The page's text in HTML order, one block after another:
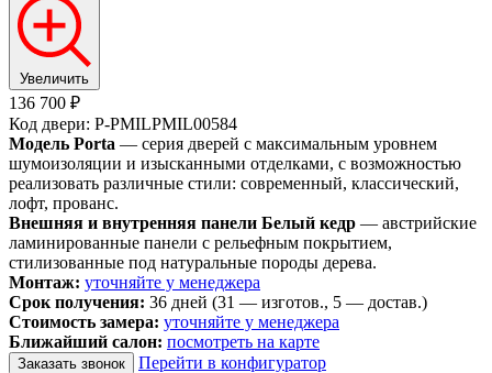
Увеличить
136 700 ₽
Код двери: P-PMILPMIL00584
Модель Porta — серия дверей с максимальным уровнем
шумоизоляции и изысканными отделками, с возможностью
реализовать различные стили: современный, классический,
лофт, прованс.
Внешняя и внутренняя панели Белый кедр — австрийские
ламинированные панели с рельефным покрытием,
стилизованные под натуральные породы дерева.
Монтаж: уточняйте у менеджера
Срок получения: 36 дней (31 — изготов., 5 — достав.)
Стоимость замера: уточняйте у менеджера
Ближайший салон: посмотреть на карте
Заказать звонок
Перейти в конфигуратор